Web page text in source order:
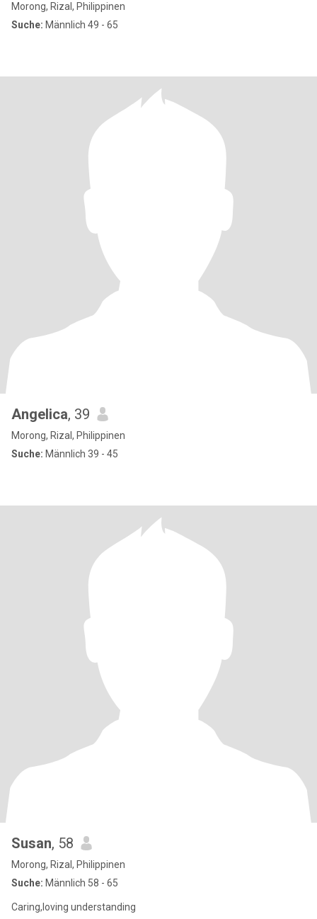
Morong, Rizal, Philippinen
Suche: Männlich 49 - 65
Angelica, 39
Morong, Rizal, Philippinen
Suche: Männlich 39 - 45
Susan, 58
Morong, Rizal, Philippinen
Suche: Männlich 58 - 65
Caring,loving understanding